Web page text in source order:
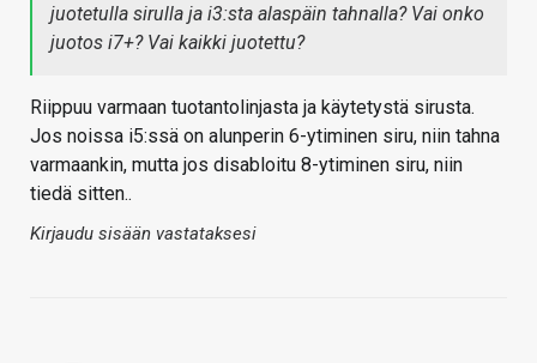
juotetulla sirulla ja i3:sta alaspäin tahnalla? Vai onko
juotos i7+? Vai kaikki juotettu?
Riippuu varmaan tuotantolinjasta ja käytetystä sirusta.
Jos noissa i5:ssä on alunperin 6-ytiminen siru, niin tahna
varmaankin, mutta jos disabloitu 8-ytiminen siru, niin
tiedä sitten..
Kirjaudu sisään vastataksesi